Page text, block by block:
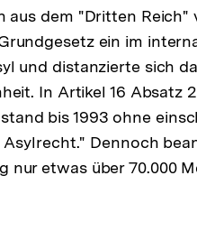
aus dem "Dritten Reich"
ein im
und distanzierte sich
In Artikel 16 Absatz
bis 1993 ohne
Dennoch
nur etwas über 70.000